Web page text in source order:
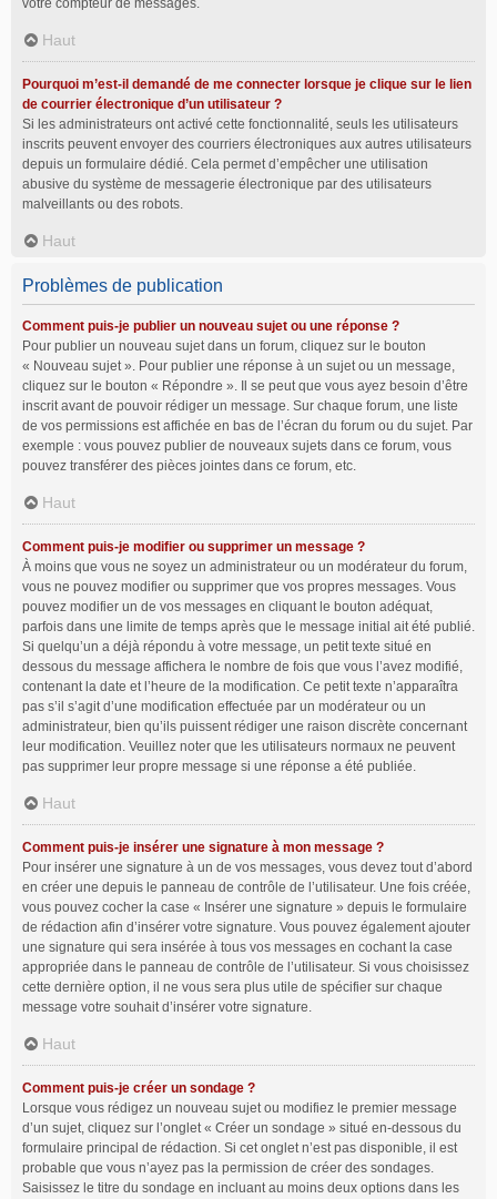
votre compteur de messages.
Haut
Pourquoi m’est-il demandé de me connecter lorsque je clique sur le lien
de courrier électronique d’un utilisateur ?
Si les administrateurs ont activé cette fonctionnalité, seuls les utilisateurs
inscrits peuvent envoyer des courriers électroniques aux autres utilisateurs
depuis un formulaire dédié. Cela permet d’empêcher une utilisation
abusive du système de messagerie électronique par des utilisateurs
malveillants ou des robots.
Haut
Problèmes de publication
Comment puis-je publier un nouveau sujet ou une réponse ?
Pour publier un nouveau sujet dans un forum, cliquez sur le bouton
« Nouveau sujet ». Pour publier une réponse à un sujet ou un message,
cliquez sur le bouton « Répondre ». Il se peut que vous ayez besoin d’être
inscrit avant de pouvoir rédiger un message. Sur chaque forum, une liste
de vos permissions est affichée en bas de l’écran du forum ou du sujet. Par
exemple : vous pouvez publier de nouveaux sujets dans ce forum, vous
pouvez transférer des pièces jointes dans ce forum, etc.
Haut
Comment puis-je modifier ou supprimer un message ?
À moins que vous ne soyez un administrateur ou un modérateur du forum,
vous ne pouvez modifier ou supprimer que vos propres messages. Vous
pouvez modifier un de vos messages en cliquant le bouton adéquat,
parfois dans une limite de temps après que le message initial ait été publié.
Si quelqu’un a déjà répondu à votre message, un petit texte situé en
dessous du message affichera le nombre de fois que vous l’avez modifié,
contenant la date et l’heure de la modification. Ce petit texte n’apparaîtra
pas s’il s’agit d’une modification effectuée par un modérateur ou un
administrateur, bien qu’ils puissent rédiger une raison discrète concernant
leur modification. Veuillez noter que les utilisateurs normaux ne peuvent
pas supprimer leur propre message si une réponse a été publiée.
Haut
Comment puis-je insérer une signature à mon message ?
Pour insérer une signature à un de vos messages, vous devez tout d’abord
en créer une depuis le panneau de contrôle de l’utilisateur. Une fois créée,
vous pouvez cocher la case « Insérer une signature » depuis le formulaire
de rédaction afin d’insérer votre signature. Vous pouvez également ajouter
une signature qui sera insérée à tous vos messages en cochant la case
appropriée dans le panneau de contrôle de l’utilisateur. Si vous choisissez
cette dernière option, il ne vous sera plus utile de spécifier sur chaque
message votre souhait d’insérer votre signature.
Haut
Comment puis-je créer un sondage ?
Lorsque vous rédigez un nouveau sujet ou modifiez le premier message
d’un sujet, cliquez sur l’onglet « Créer un sondage » situé en-dessous du
formulaire principal de rédaction. Si cet onglet n’est pas disponible, il est
probable que vous n’ayez pas la permission de créer des sondages.
Saisissez le titre du sondage en incluant au moins deux options dans les